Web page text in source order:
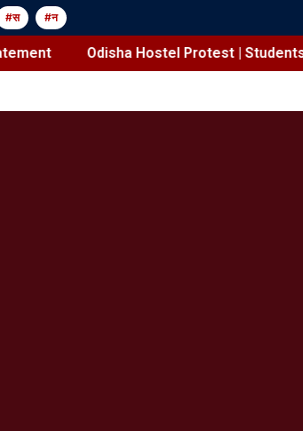
#स #न
Odisha Hostel Protest |